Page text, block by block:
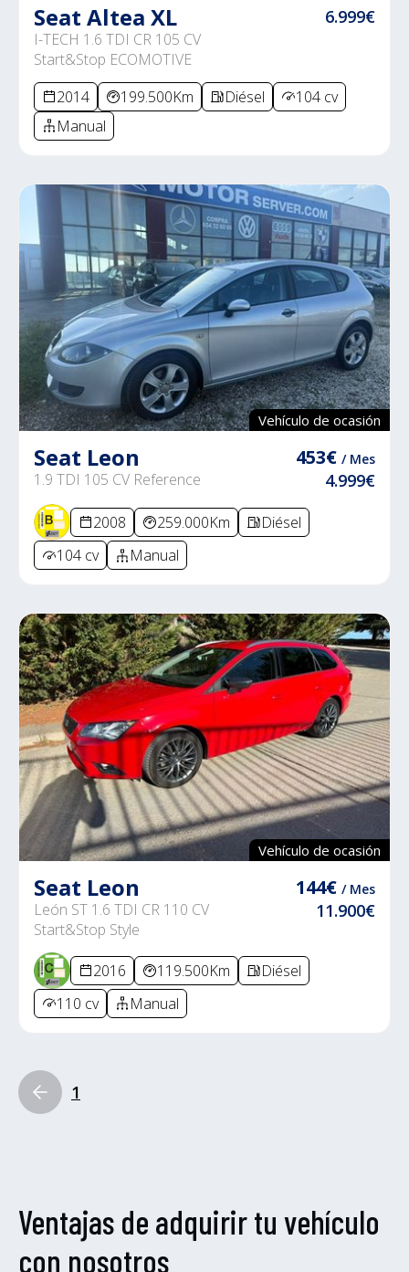
Seat Altea XL
I-TECH 1.6 TDI CR 105 CV
Start&Stop ECOMOTIVE
6.999€
2014 199.500Km Diésel
104 cv
Manual
Vehículo de ocasión
Seat Leon
1.9 TDI 105 CV Reference
453€ / Mes
4.999€
2008 259.000Km
Diésel
104 cv
Manual
Vehículo de ocasión
Seat Leon
León ST 1.6 TDI CR 110 CV
Start&Stop Style
144€ / Mes
11.900€
2016 119.500Km
Diésel
110 cv
Manual
1
Ventajas de adquirir tu vehículo
con nosotros